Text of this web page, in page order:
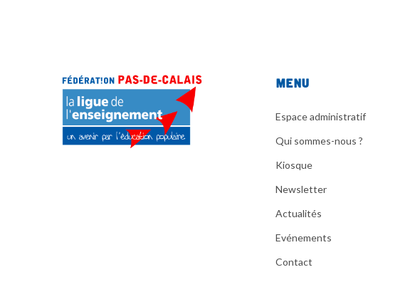
Menu
Espace administratif
Qui sommes-nous ?
Kiosque
Newsletter
Actualités
Evénements
Contact